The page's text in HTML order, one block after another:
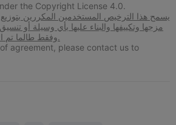
the Copyright License 4.0.
مزجها وتكييفها والبناء عليها بأي وسيلة أو
وفقط طالما تم الإسناد إلى منشئ المحتوى.
agreement, please contact us to